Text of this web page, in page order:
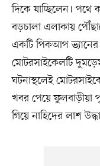
দিকে যাচ্ছিলেন।
বড়চালা এলাকায়
একটি পিকআপ ভ্যানের
মোটরসাইকেলটি
ঘটনাস্থলেই
খবর পেয়ে ফুলবাড়ীয়া
গিয়ে নাহিদের লাশ